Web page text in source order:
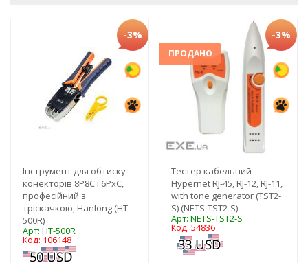
-3%
Інструмент для обтиску
конекторів 8Р8С і 6РхС,
професійний з
тріскачкою, Hanlong (HT-
500R)
Арт: HT-500R
Код: 106148
ПРОДАНО
-3%
Тестер кабельний
Hypernet RJ-45, RJ-12, RJ-11,
with tone generator (TST2-
S) (NETS-TST2-S)
Арт: NETS-TST2-S
Код: 54836